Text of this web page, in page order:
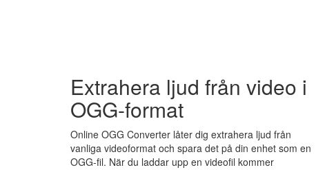
Extrahera ljud från video i
OGG-format
Online OGG Converter låter dig extrahera ljud från
vanliga videoformat och spara det på din enhet som en
OGG-fil. När du laddar upp en videofil kommer